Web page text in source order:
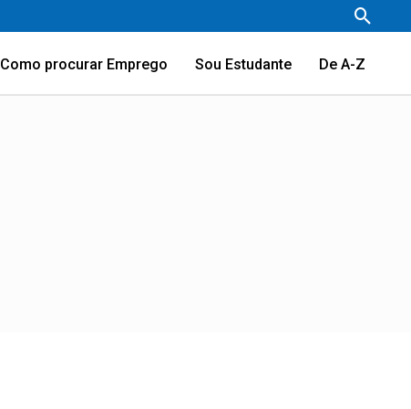
Como procurar Emprego Sou Estudante De A-Z